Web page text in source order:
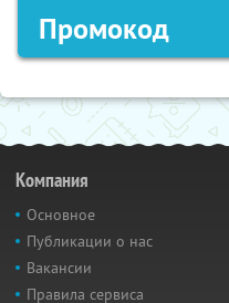
Промокод
Компания
Основное
Публикации о нас
Вакансии
Правила сервиса